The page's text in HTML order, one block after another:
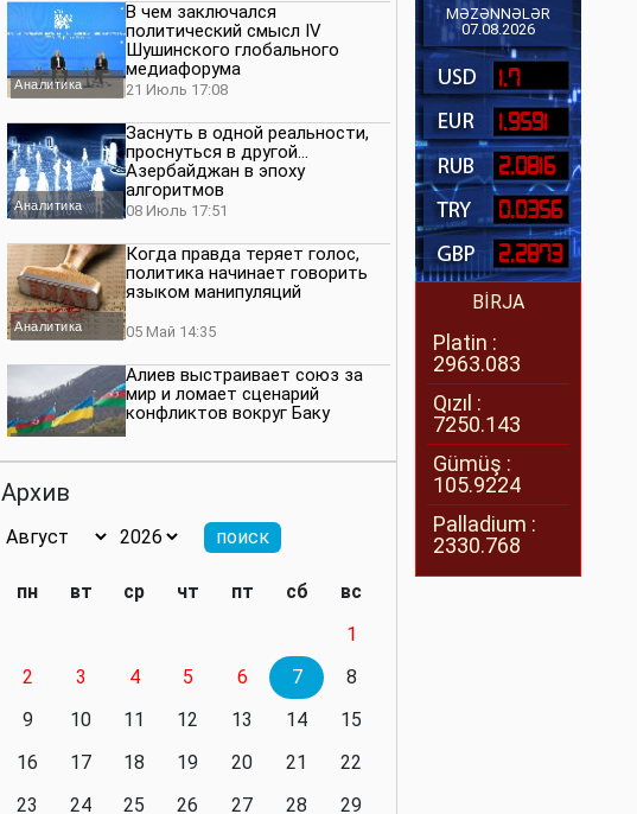
Аналитика
В чем заключался
политический смысл IV
Шушинского глобального
медиафорума
21 Июль 17:08
Аналитика
Заснуть в одной реальности,
проснуться в другой…
Азербайджан в эпоху
алгоритмов
08 Июль 17:51
Аналитика
Когда правда теряет голос,
политика начинает говорить
языком манипуляций
05 Май 14:35
Алиев выстраивает союз за
мир и ломает сценарий
конфликтов вокруг Баку
значимость региона
нейтралитета больше не будет
Политика
президенту приходится все
делать самому
Архив
пн вт ср чт пт сб
вс
1
2
3 4 5 6 7
8
9
10 11 12 13 14
15
16
17 18 19 20 21
22
23
24 25 26 27 28
29
MƏZƏNNƏLƏR
07.08.2026
1.7
1.9591
2.0816
0.0356
2.2873
BİRJA
Platin :
2963.083
Qızıl :
7250.143
Gümüş :
105.9224
Palladium :
2330.768